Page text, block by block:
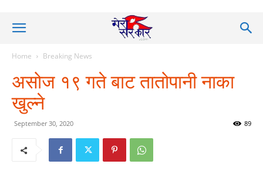
Home Breaking News
असोज १९ गते बाट तातोपानी नाका
खुल्ने
September 30, 2020 89